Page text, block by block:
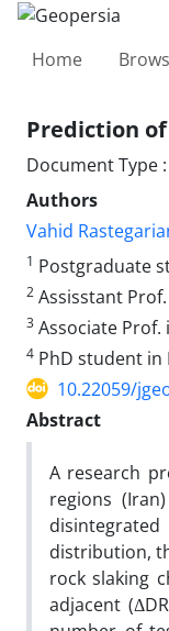
Home
Prediction
Document Type
Authors
Vahid
1 Postgraduate
2 Assisstant
3 Associate
4 PhD student in
10.22059/
Abstract
A research
regions
distribution,
rock slaking
adjacent